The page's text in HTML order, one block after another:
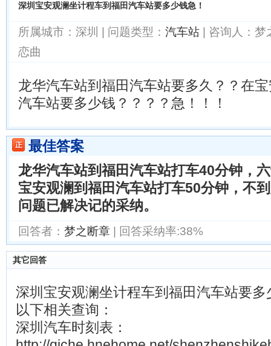
深圳宝安观澜坐计程车到福田汽车站要多少钱急！
所属城市：深圳 | 问题类型： 汽车站 | 咨询人：梦
恋曲
龙华汽车站到福田汽车站要多久？？在
汽车站要多少钱？？？？急！！！
最佳答案
龙华汽车站到福田汽车站打车40分钟，
宝安观澜到福田汽车站打车50分钟，不
问题已解决记的采纳。
回答者： 梦之断章 | 回答采纳率:38%
其它回答
深圳宝安观澜坐计程车到福田汽车站要
以下相关查询：
深圳汽车时刻表：